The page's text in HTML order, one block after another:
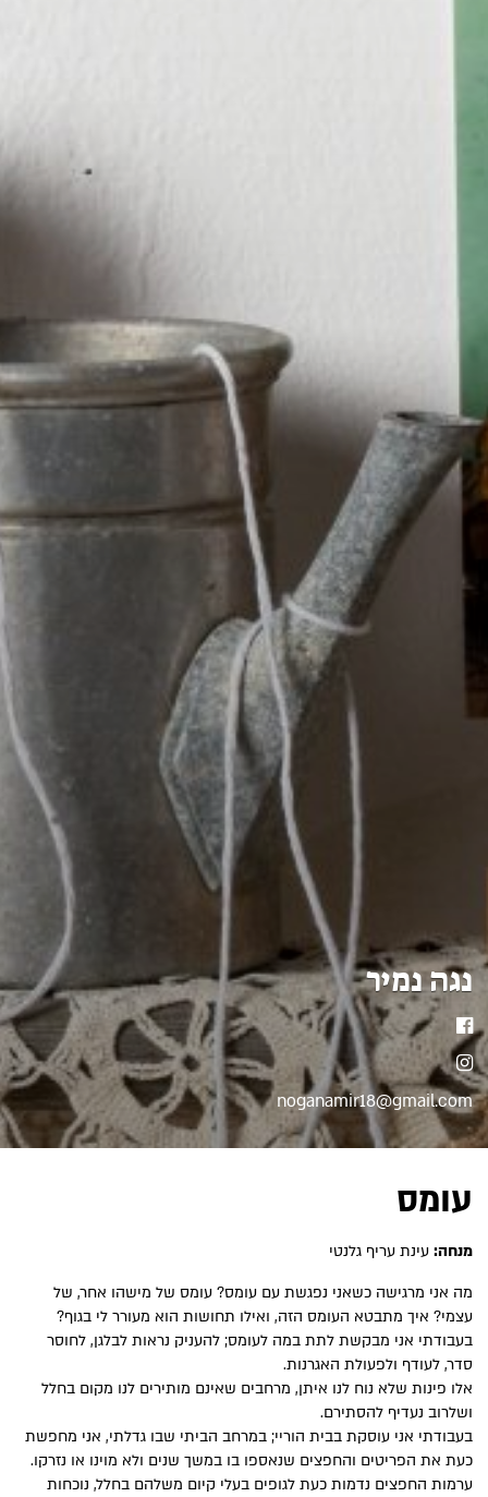
נגה נמיר
פייסבוק
אינסטגרם
noganamir18@gmail.com
עומס
מנחה: עינת עריף גלנטי
מה אני מרגישה כשאני נפגשת עם עומס? עומס של מישהו אחר, של
עצמי? איך מתבטא העומס הזה, ואילו תחושות הוא מעורר לי בגוף?
בעבודתי אני מבקשת לתת במה לעומס; להעניק נראות לבלגן, לחוסר
סדר, לעודף ולפעולת האגרנות.
אלו פינות שלא נוח לנו איתן, מרחבים שאינם מותירים לנו מקום בחלל
ושלרוב נעדיף להסתירם.
בעבודתי אני עוסקת בבית הוריי; במרחב הביתי שבו גדלתי, אני מחפשת
כעת את הפריטים והחפצים שנאספו בו במשך שנים ולא מוינו או נזרקו.
ערמות החפצים נדמות כעת לגופים בעלי קיום משלהם בחלל, נוכחות